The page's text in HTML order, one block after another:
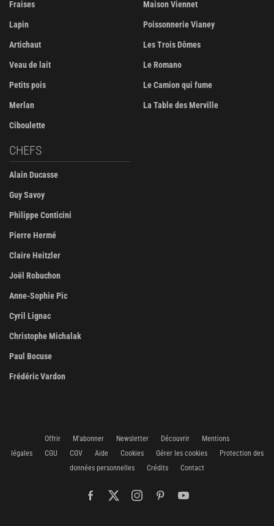
Fraises
Lapin
Artichaut
Veau de lait
Petits pois
Merlan
Ciboulette
Maison Viennet
Poissonnerie Vianey
Les Trois Dômes
Le Romano
Le Camion qui fume
La Table des Merville
CHEFS
Alain Ducasse
Guy Savoy
Philippe Conticini
Pierre Hermé
Claire Heitzler
Joël Robuchon
Anne-Sophie Pic
Cyril Lignac
Christophe Michalak
Paul Bocuse
Frédéric Vardon
Offrir M'abonner Newsletter Découvrir
Mentions
légales
CGU CGV Aide Cookies Gérer les cookies
Protection des
données personnelles
Crédits Contact